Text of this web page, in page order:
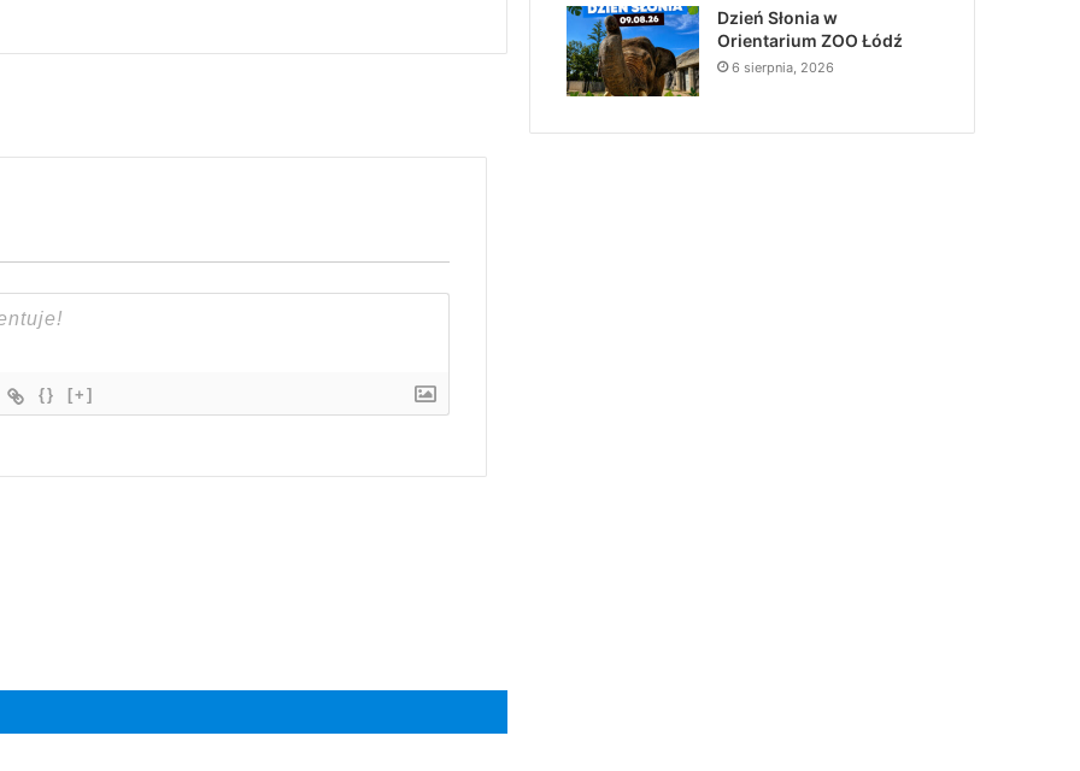
{} [+]
Dzień Słonia w
Orientarium ZOO Łódź
6 sierpnia, 2026